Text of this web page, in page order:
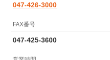
047-426-3000
FAX番号
047-425-3600